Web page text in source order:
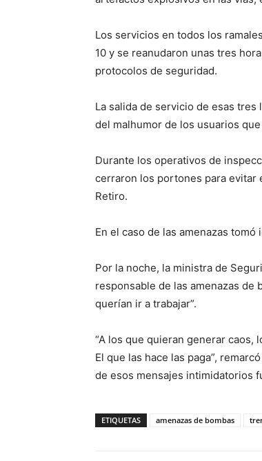
Los servicios en todos los
10 y se reanudaron unas tres
protocolos de seguridad.
La salida de servicio de esas
del malhumor de los usuarios
Durante los operativos de
cerraron los portones para evitar
Retiro.
En el caso de las amenazas
Por la noche, la ministra de
responsable de las amenazas de
querían ir a trabajar”.
“A los que quieran generar caos,
El que las hace las paga”,
de esos mensajes intimidatorios
ETIQUETAS amenazas de bombas